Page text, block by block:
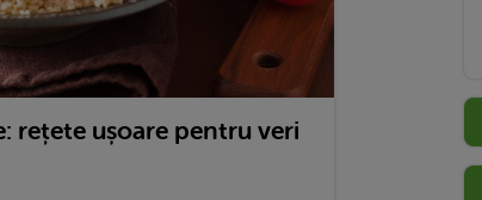
rețete ușoare pentru veri